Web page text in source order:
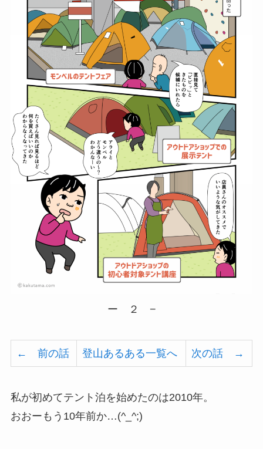
ー ２ −
← 前の話 登山あるある一覧へ 次の話 →
私が初めてテント泊を始めたのは2010年。
おおーもう10年前か…(^_^;)